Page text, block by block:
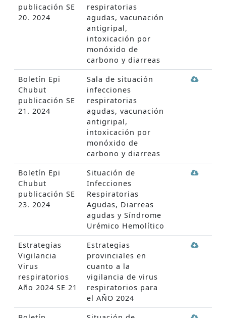
publicación SE
20. 2024
respiratorias
agudas, vacunación
antigripal,
intoxicación por
monóxido de
carbono y diarreas
Boletín Epi
Chubut
publicación SE
21. 2024
Sala de situación
infecciones
respiratorias
agudas, vacunación
antigripal,
intoxicación por
monóxido de
carbono y diarreas
Boletín Epi
Chubut
publicación SE
23. 2024
Situación de
Infecciones
Respiratorias
Agudas, Diarreas
agudas y Síndrome
Urémico Hemolítico
Estrategias
Vigilancia
Virus
respiratorios
Año 2024 SE 21
Estrategias
provinciales en
cuanto a la
vigilancia de virus
respiratorios para
el AÑO 2024